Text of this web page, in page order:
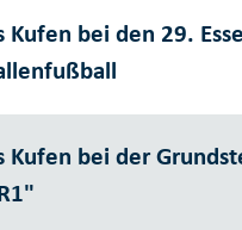
bei den 29.
bei der